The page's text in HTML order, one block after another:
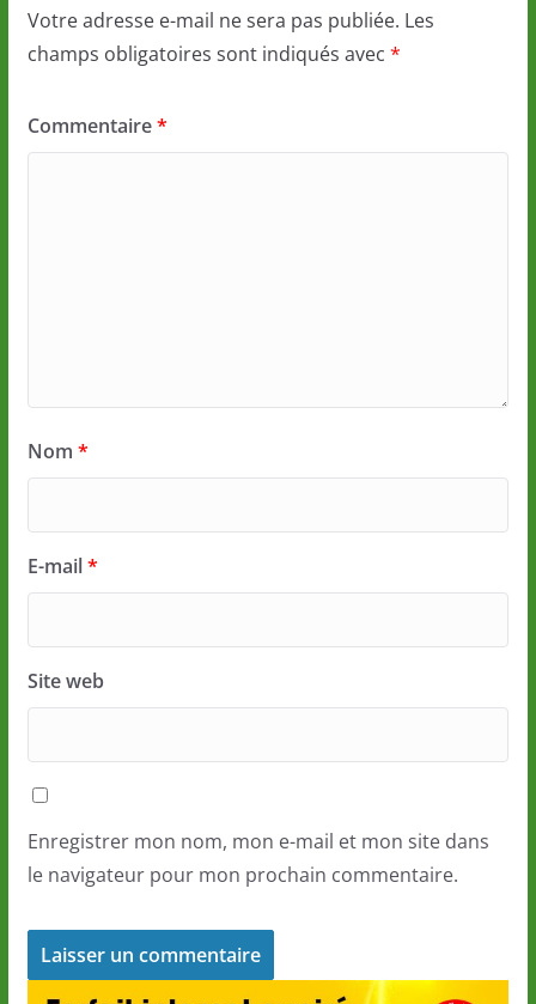
Votre adresse e-mail ne sera pas publiée. Les
champs obligatoires sont indiqués avec *
Commentaire*
Nom *
E-mail*
Site web
Enregistrer mon nom, mon e-mail et mon site dans
le navigateur pour mon prochain commentaire.